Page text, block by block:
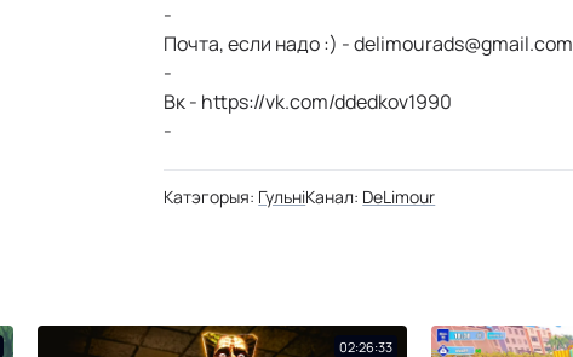
-
Почта, если надо :) -delimourads@gmail.com
-
Вк - https://vk.com/ddedkov1990
-
Катэгорыя: ГульніКанал: DeLimour
02:26:33